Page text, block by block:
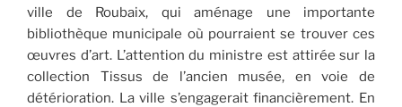
ville de Roubaix, qui aménage une importante
bibliothèque municipale où pourraient se trouver ces
œuvres d’art. L’attention du ministre est attirée sur la
collection Tissus de l’ancien musée, en voie de
détérioration. La ville s’engagerait financièrement. En